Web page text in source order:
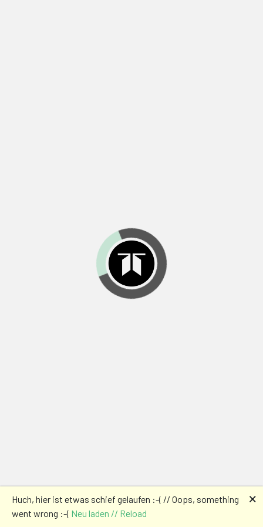
Huch, hier ist etwas schief gelaufen :-( // Oops, something
went wrong :-( Neu laden // Reload
🗙